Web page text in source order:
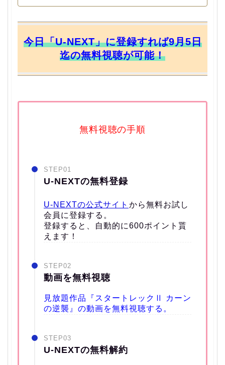
今日「U-NEXT」に登録すれば9月5日
迄の無料視聴が可能！
無料視聴の手順
STEP01
U-NEXTの無料登録
U-NEXTの公式サイト から無料お試し
会員に登録する。
登録すると、自動的に600ポイント貰
えます！
STEP02
動画を無料視聴
見放題作品『スタートレックⅡ カーン
の逆襲』の動画を無料視聴する。
STEP03
U-NEXTの無料解約